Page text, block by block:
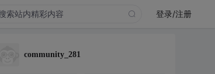
登录/注册
community_281